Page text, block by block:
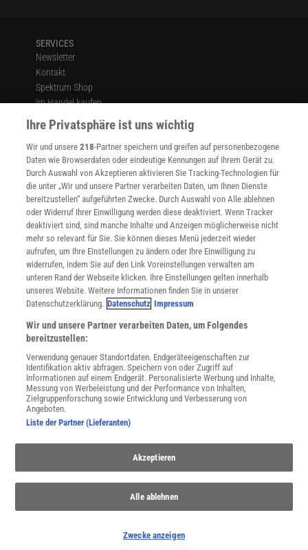
SERVICES
Newsletter
Kontakt
Spektrum Shop
Im Handel kaufen
Presse
Verträge kündigen
Widerruf
INFO
Mediadaten
Datenschutz
Nutzungsbedingungen
Cookie-Einstellungen
Utiq verwalten
Nutzungsbasierte Onlinewerbung
Alle Artikel
Impressum
Angebote für Schulen
Angebote für Institutionen
Sprachen lernen mit Gymglish
Lexika
Für Spektrum schreiben
Zugänglichkeitserklärung
WEBSEITEN
KielSCN
Wissenschaft in die Schulen
SciLogs
Ihre Privatsphäre ist uns wichtig
Wir und unsere218-Partner speichern und greifen auf personenbezogene
Daten wie Browserdaten oder eindeutige Kennungen auf Ihrem Gerät zu.
Durch Auswahl von Akzeptieren aktivieren Sie Tracking-Technologien für
die unter „Wir und unsere Partner verarbeiten Daten, um Ihnen Dienste
bereitzustellen“ aufgeführten Zwecke. Durch Auswahl von Alle ablehnen
oder Widerruf Ihrer Einwilligung werden diese deaktiviert. Wenn Tracker
deaktiviert sind, sind manche Inhalte und Anzeigen möglicherweise nicht
mehr so relevant für Sie. Sie können dieses Menü jederzeit wieder
aufrufen, um Ihre Einstellungen zu ändern oder Ihre Einwilligung zu
widerrufen, indem Sie auf den Link Voreinstellungen verwalten am
unteren Rand der Webseite klicken. Ihre Einstellungen gelten innerhalb
unseres Website. Weitere Informationen finden Sie in unserer
Datenschutzerklärung. Datenschutz Impressum
Wir und unsere Partner verarbeiten Daten, um Folgendes
bereitzustellen:
Verwendung genauer Standortdaten. Endgeräteeigenschaften zur
Identifikation aktiv abfragen. Speichern von oder Zugriff auf
Informationen auf einem Endgerät. Personalisierte Werbung und Inhalte,
Messung von Werbeleistung und der Performance von Inhalten,
Zielgruppenforschung sowie Entwicklung und Verbesserung von
Angeboten.
Liste der Partner (Lieferanten)
Akzeptieren
Alle ablehnen
Zwecke anzeigen